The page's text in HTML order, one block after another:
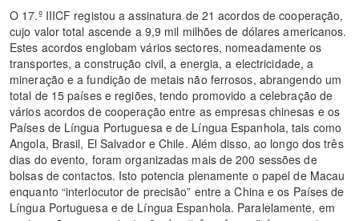
O 17.º IIICF registou a assinatura de 21 acordos de cooperação,
cujo valor total ascende a 9,9 mil milhões de dólares americanos.
Estes acordos englobam vários sectores, nomeadamente os
transportes, a construção civil, a energia, a electricidade, a
mineração e a fundição de metais não ferrosos, abrangendo um
total de 15 países e regiões, tendo promovido a celebração de
vários acordos de cooperação entre as empresas chinesas e os
Países de Língua Portuguesa e de Língua Espanhola, tais como
Angola, Brasil, El Salvador e Chile. Além disso, ao longo dos três
dias do evento, foram organizadas mais de 200 sessões de
bolsas de contactos. Isto potencia plenamente o papel de Macau
enquanto “interlocutor de precisão” entre a China e os Países de
Língua Portuguesa e de Língua Espanhola. Paralelamente, em